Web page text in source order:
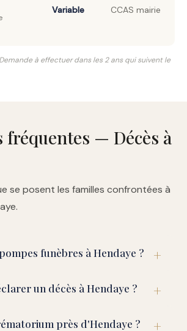
Variable CCAS mairie
à effectuer dans les 2 ans qui suivent le
fréquentes — Décès à
se posent les familles confrontées à
funèbres à Hendaye ?
un décès à Hendaye ?
près d'Hendaye ?